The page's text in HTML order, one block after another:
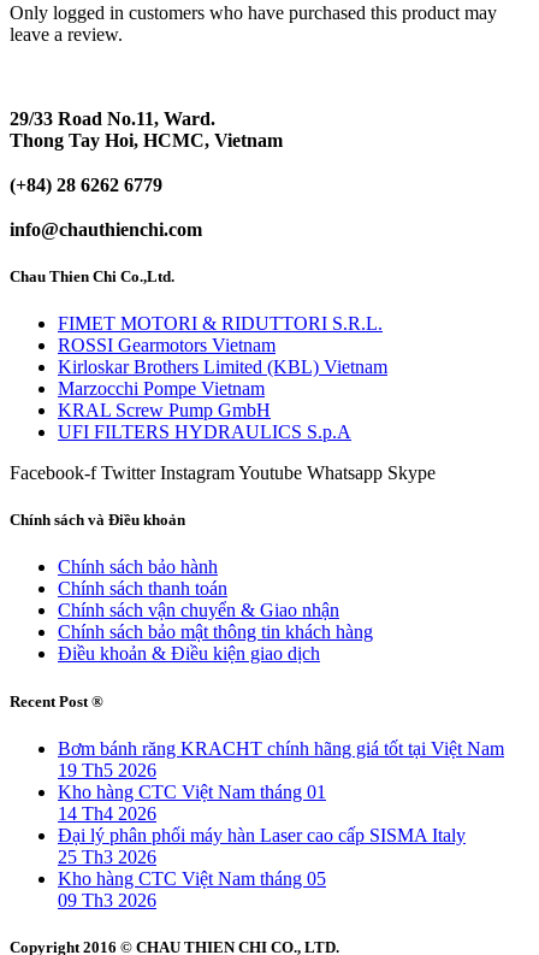
Only logged in customers who have purchased this product may
leave a review.
29/33 Road No.11, Ward.
Thong Tay Hoi, HCMC, Vietnam
(+84) 28 6262 6779
info@chauthienchi.com
Chau Thien Chi Co.,Ltd.
FIMET MOTORI & RIDUTTORI S.R.L.
ROSSI Gearmotors Vietnam
Kirloskar Brothers Limited (KBL) Vietnam
Marzocchi Pompe Vietnam
KRAL Screw Pump GmbH
UFI FILTERS HYDRAULICS S.p.A
Facebook-f Twitter InstagramYoutube Whatsapp Skype
Chính sách và Điều khoản
Chính sách bảo hành
Chính sách thanh toán
Chính sách vận chuyển & Giao nhận
Chính sách bảo mật thông tin khách hàng
Điều khoản & Điều kiện giao dịch
Recent Post ®
Bơm bánh răng KRACHT chính hãng giá tốt tại Việt Nam
19 Th5 2026
Kho hàng CTC Việt Nam tháng 01
14 Th4 2026
Đại lý phân phối máy hàn Laser cao cấp SISMA Italy
25 Th3 2026
Kho hàng CTC Việt Nam tháng 05
09 Th3 2026
Copyright 2016 © CHAU THIEN CHI CO., LTD.